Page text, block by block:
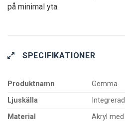
på minimal yta.
SPECIFIKATIONER
Produktnamn
Gemma
Ljuskälla
Material
Akryl